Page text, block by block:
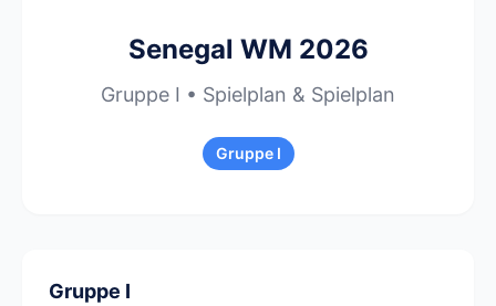
Senegal WM 2026
Gruppe I • Spielplan & Spielplan
Gruppe I
Gruppe I